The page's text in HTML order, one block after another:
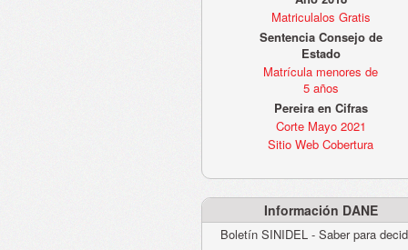
Matriculalos Gratis
Sentencia Consejo de
Estado
Matrícula menores de
5 años
Pereira en Cifras
Corte Mayo 2021
Sitio Web Cobertura
Información DANE
Boletín SINIDEL - Saber para